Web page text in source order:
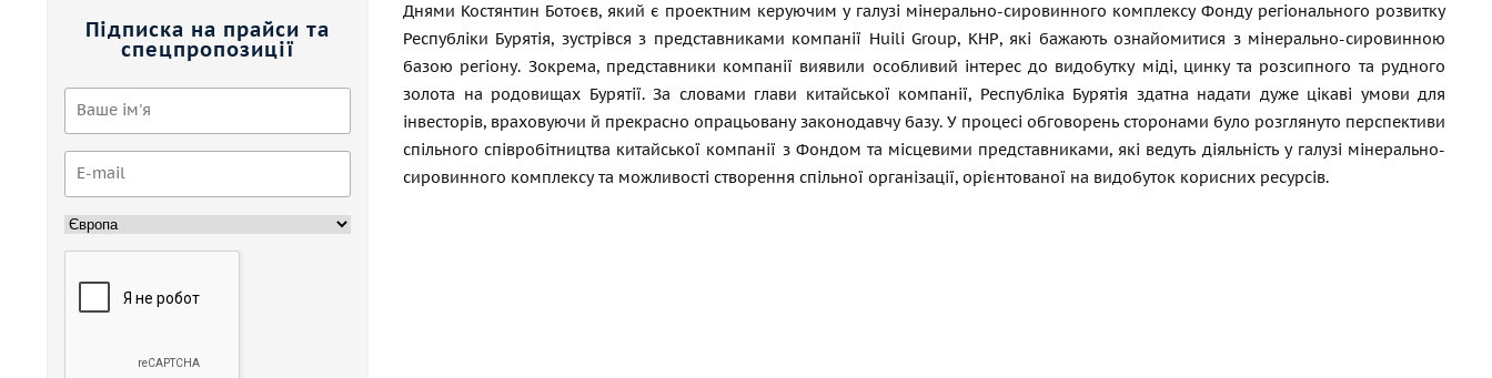
Підписка на прайси та
спецпропозиції
Днями Костянтин Ботоєв, який є проектним керуючим у галузі мінерально-сировинного комплексу Фонду регіонального розвитку
Республіки Бурятія, зустрівся з представниками компанії Huili Group, КНР, які бажають ознайомитися з мінерально-сировинною
базою регіону. Зокрема, представники компанії виявили особливий інтерес до видобутку міді, цинку та розсипного та рудного
золота на родовищах Бурятії. За словами глави китайської компанії, Республіка Бурятія здатна надати дуже цікаві умови для
інвесторів, враховуючи й прекрасно опрацьовану законодавчу базу. У процесі обговорень сторонами було розглянуто перспективи
спільного співробітництва китайської компанії з Фондом та місцевими представниками, які ведуть діяльність у галузі мінерально-
сировинного комплексу та можливості створення спільної організації, орієнтованої на видобуток корисних ресурсів.